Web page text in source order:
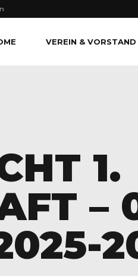
VEREIN & VORSTAND
1.
–